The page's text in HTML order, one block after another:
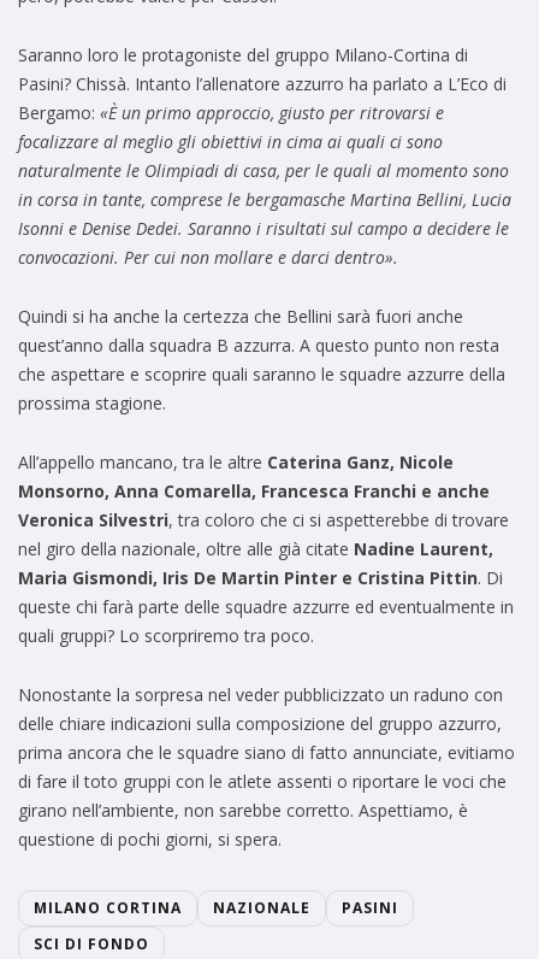
Saranno loro le protagoniste del gruppo Milano-Cortina di
Pasini? Chissà. Intanto l’allenatore azzurro ha parlato a L’Eco di
Bergamo: «È un primo approccio, giusto per ritrovarsi e
focalizzare al meglio gli obiettivi in cima ai quali ci sono
naturalmente le Olimpiadi di casa, per le quali al momento sono
in corsa in tante, comprese le bergamasche Martina Bellini, Lucia
Isonni e Denise Dedei. Saranno i risultati sul campo a decidere le
convocazioni. Per cui non mollare e darci dentro».
Quindi si ha anche la certezza che Bellini sarà fuori anche
quest’anno dalla squadra B azzurra. A questo punto non resta
che aspettare e scoprire quali saranno le squadre azzurre della
prossima stagione.
All’appello mancano, tra le altre Caterina Ganz, Nicole
Monsorno, Anna Comarella, Francesca Franchi e anche
Veronica Silvestri, tra coloro che ci si aspetterebbe di trovare
nel giro della nazionale, oltre alle già citate Nadine Laurent,
Maria Gismondi, Iris De Martin Pinter e Cristina Pittin. Di
queste chi farà parte delle squadre azzurre ed eventualmente in
quali gruppi? Lo scorpriremo tra poco.
Nonostante la sorpresa nel veder pubblicizzato un raduno con
delle chiare indicazioni sulla composizione del gruppo azzurro,
prima ancora che le squadre siano di fatto annunciate, evitiamo
di fare il toto gruppi con le atlete assenti o riportare le voci che
girano nell’ambiente, non sarebbe corretto. Aspettiamo, è
questione di pochi giorni, si spera.
MILANO CORTINA NAZIONALE
PASINI
SCI DI FONDO